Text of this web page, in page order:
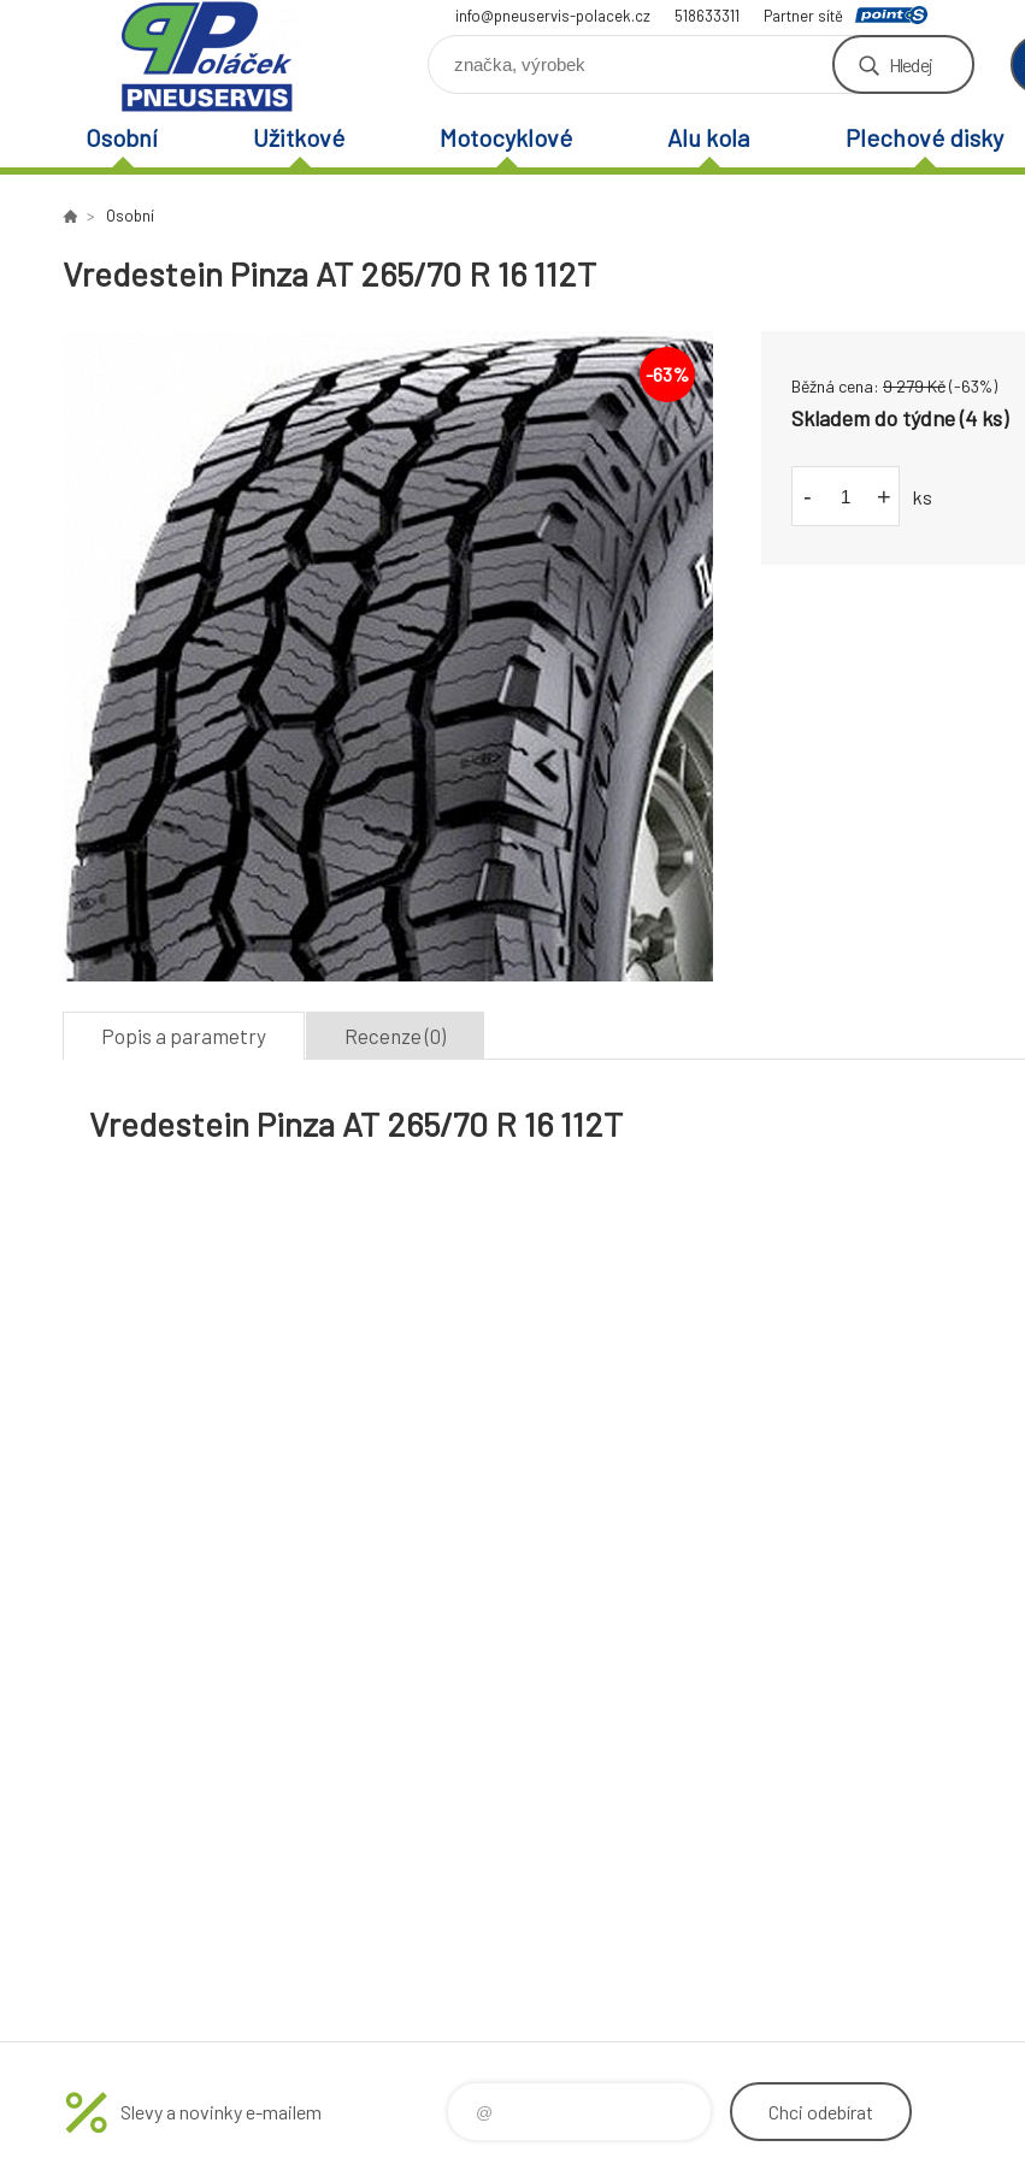
info@pneuservis-polacek.cz 518633311 Partner sítě
Hledej
Osobní Užitkové Motocyklové Alu kola Plechové disky
Osobní
Vredestein Pinza AT 265/70 R 16 112T
-63%
Běžná cena: 9 279Kč(-63%)
Skladem do týdne (4 ks)
- + ks
Popis a parametry Recenze (0)
Vredestein Pinza AT 265/70 R 16 112T
Slevy a novinky e-mailem Chci odebírat